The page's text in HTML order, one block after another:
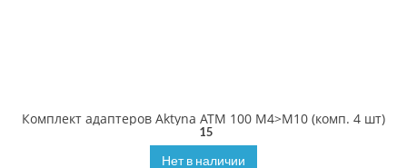
Комплект адаптеров Aktyna ATM 100 M4>M10 (комп. 4 шт)
15
Нет в наличии